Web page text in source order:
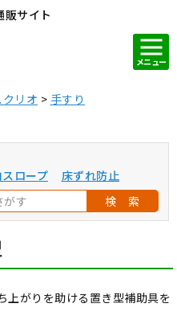
販サイト
メニュー
リオ
手すり
ロープ
床ずれ防止
検 索
上がりを助ける置き型補助具を